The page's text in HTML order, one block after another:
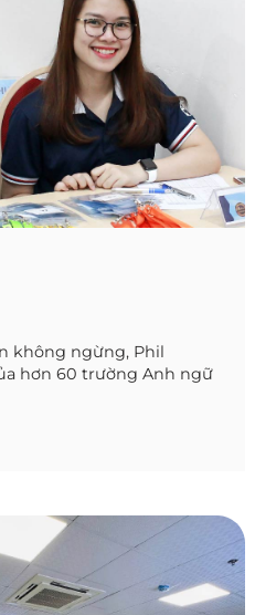
không ngừng, Phil
hơn 60 trường Anh ngữ
phục tiếng Anh.